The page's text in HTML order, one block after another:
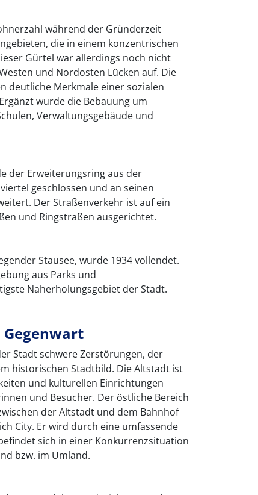
während der Gründerzeit
die in einem konzentrischen
Gürtel war allerdings noch nicht
und Nordosten Lücken auf. Die
deutliche Merkmale einer sozialen
wurde die Bebauung um
Verwaltungsgebäude und
der Erweiterungsring aus der
geschlossen und an seinen
Der Straßenverkehr ist auf ein
und Ringstraßen ausgerichtet.
Stausee, wurde 1934 vollendet.
aus Parks und
Naherholungsgebiet der Stadt.
Stadt schwere Zerstörungen, der
historischen Stadtbild. Die Altstadt ist
und kulturellen Einrichtungen
und Besucher. Der östliche Bereich
der Altstadt und dem Bahnhof
City. Er wird durch eine umfassende
sich in einer Konkurrenzsituation
bzw. im Umland.